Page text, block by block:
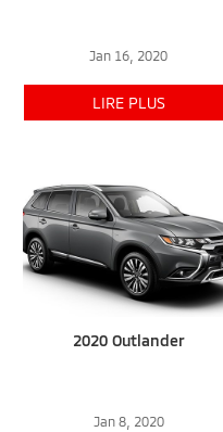
Jan 16, 2020
LIRE PLUS
2020 Outlander
Jan 8, 2020